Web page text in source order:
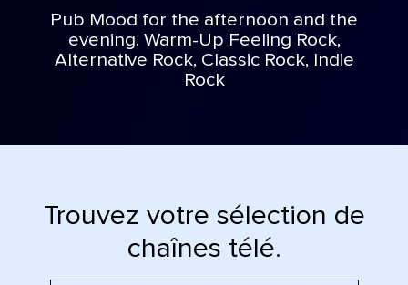
Pub Mood for the afternoon and the
evening. Warm-Up Feeling Rock,
Alternative Rock, Classic Rock, Indie
Rock
Trouvez votre sélection de
chaînes télé.